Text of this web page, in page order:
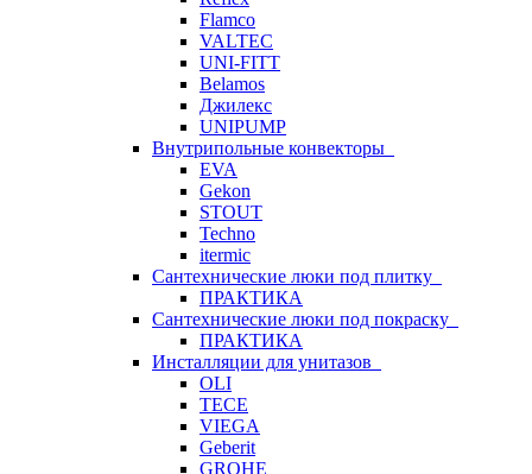
Flamco
VALTEC
UNI-FITT
Belamos
Джилекс
UNIPUMP
Внутрипольные конвекторы
EVA
Gekon
STOUT
Techno
itermic
Сантехнические люки под плитку
ПРАКТИКА
Сантехнические люки под покраску
ПРАКТИКА
Инсталляции для унитазов
OLI
TECE
VIEGA
Geberit
GROHE